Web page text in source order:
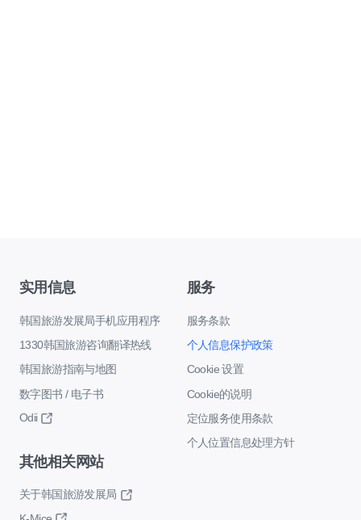
实用信息
韩国旅游发展局手机应用程序
1330韩国旅游咨询翻译热线
韩国旅游指南与地图
数字图书 / 电子书
Odii
服务
服务条款
个人信息保护政策
Cookie 设置
Cookie的说明
定位服务使用条款
个人位置信息处理方针
其他相关网站
关于韩国旅游发展局